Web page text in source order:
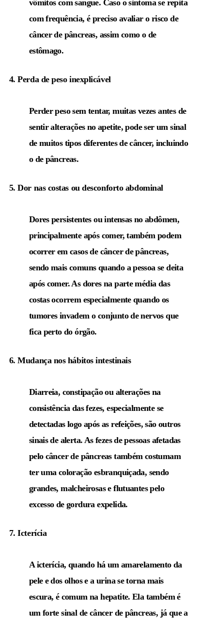
vômitos com sangue. Caso o sintoma se repita
com frequência, é preciso avaliar o risco de
câncer de pâncreas, assim como o de
estômago.
4. Perda de peso inexplicável
Perder peso sem tentar, muitas vezes antes de
sentir alterações no apetite, pode ser um sinal
de muitos tipos diferentes de câncer, incluindo
o de pâncreas.
5. Dor nas costas ou desconforto abdominal
Dores persistentes ou intensas no abdômen,
principalmente após comer, também podem
ocorrer em casos de câncer de pâncreas,
sendo mais comuns quando a pessoa se deita
após comer. As dores na parte média das
costas ocorrem especialmente quando os
tumores invadem o conjunto de nervos que
fica perto do órgão.
6. Mudança nos hábitos intestinais
Diarreia, constipação ou alterações na
consistência das fezes, especialmente se
detectadas logo após as refeições, são outros
sinais de alerta. As fezes de pessoas afetadas
pelo câncer de pâncreas também costumam
ter uma coloração esbranquiçada, sendo
grandes, malcheirosas e flutuantes pelo
excesso de gordura expelida.
7. Icterícia
A icterícia, quando há um amarelamento da
pele e dos olhos e a urina se torna mais
escura, é comum na hepatite. Ela também é
um forte sinal de câncer de pâncreas, já que a